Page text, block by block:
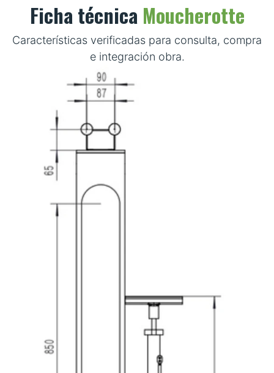
Ficha técnica Moucherotte
Características verificadas para consulta, compra
e integración obra.